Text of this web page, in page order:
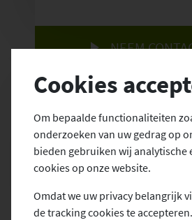
NEEM
PERSOONLIJK
WERKEN BIJ BOVEMA
Export
Blog
Contact
Cookies
Om bepaalde functionaliteiten
onderzoeken van uw gedrag op
bieden gebruiken wij analytische
cookies op onze website.
Omdat we uw privacy belangrijk
de tracking cookies te accepteren.